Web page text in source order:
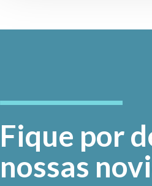
Fique por
nossas